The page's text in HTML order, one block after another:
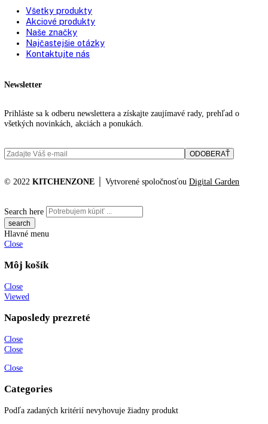
91
91,1
91,3
91,6
91,7
94
Filtrovanie podla ceny
info@kitchenzone.sk
www.kitchenzone.sk
O spoločnosti
Možnosti dopravy a platby
Obchodné podmienky
Ochrana osobných údajov
Zákaznícky servis
Všetky produkty
Akciové produkty